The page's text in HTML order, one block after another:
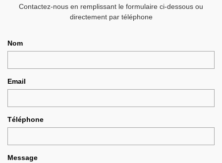
Contactez-nous en remplissant le formulaire ci-dessous ou
directement par téléphone
Nom
Email
Téléphone
Message